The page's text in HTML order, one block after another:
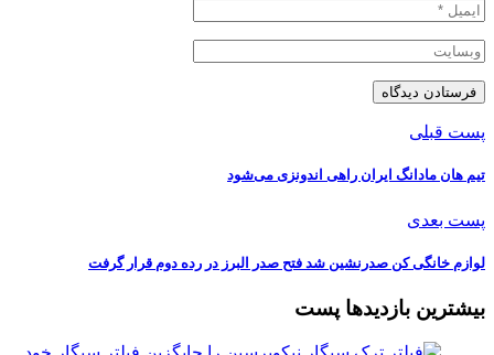
پست قبلی
تیم هان مادانگ ایران راهی اندونزی می‌شود
پست بعدی
لوازم خانگی کن صدرنشین شد فتح صدر البرز در رده دوم قرار گرفت
بیشترین بازدیدها پست